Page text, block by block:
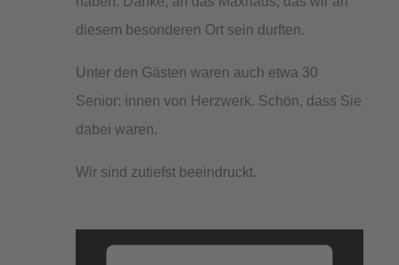
diesem besonderen Ort sein durften.
Unter den Gästen waren auch etwa 30
Senior: innen von Herzwerk. Schön, dass Sie
dabei waren.
Wir sind zutiefst beeindruckt.